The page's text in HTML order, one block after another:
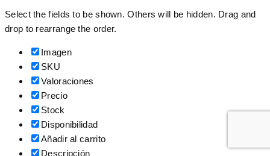
Select the fields to be shown. Others will be hidden. Drag and
drop to rearrange the order.
Imagen
SKU
Valoraciones
Precio
Stock
Disponibilidad
Añadir al carrito
Descripción